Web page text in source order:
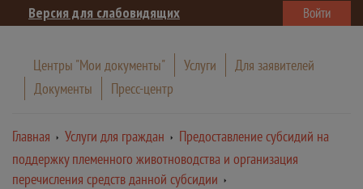
Версия для слабовидящих Войти
Центры "Мои документы" Услуги
Для заявителей
Документы
Пресс-центр
Главная Услуги для граждан
Предоставление субсидий на
поддержку племенного животноводства и организация
перечисления средств данной субсидии